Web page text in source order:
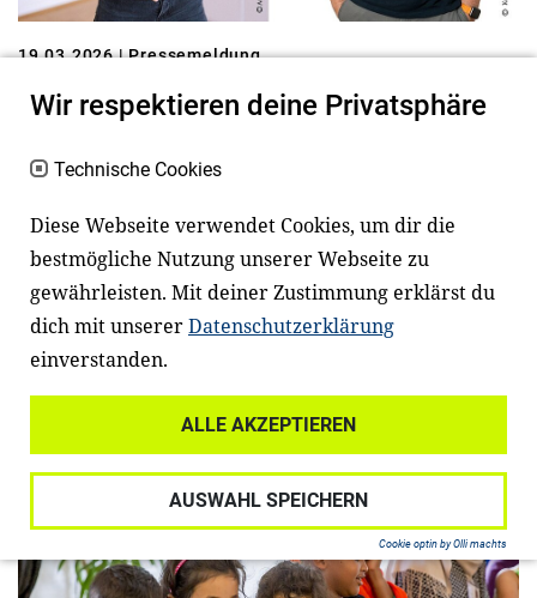
19.03.2026| Pressemeldung
Leipziger Buchmesse mit
Pressemeldung– Der bekannte Mathe‑Erklärer
und Lesebotschafter der Stiftung Lesen, Kai
Schmidt („Lehrerschmidt“), bringt am 20. März
von 11 bis 12…
Mehr erfahren
Wir respektieren deine Privatsphäre
Technische Cookies
Diese Webseite verwendet Cookies, um dir die
bestmögliche Nutzung unserer Webseite zu
gewährleisten. Mit deiner Zustimmung erklärst du
dich mit unsererDatenschutzerklärung
einverstanden.
ALLE AKZEPTIEREN
AUSWAHL SPEICHERN
Cookie optin by Olli machts